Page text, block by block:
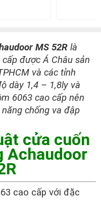
MS 52R là
được Á Châu sản
và các tỉnh
dày 1,4 – 1,8ly và
6063 cao cấp nên
chống va đập
cửa cuốn
Achaudoor
cao cấp với đặc